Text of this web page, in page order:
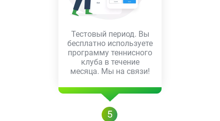
Тестовый период. Вы
бесплатно используете
программу теннисного
клуба в течение
месяца. Мы на связи!
5